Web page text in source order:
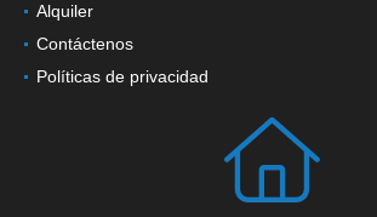
Alquiler
Contáctenos
Políticas de privacidad